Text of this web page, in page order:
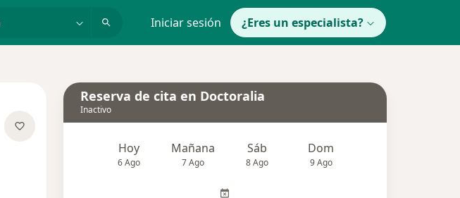
Iniciar sesión ¿Eres un especialista?
Reserva de cita en Doctoralia
Inactivo
Hoy
6 Ago
Mañana
7 Ago
Sáb
8 Ago
Dom
9 Ago